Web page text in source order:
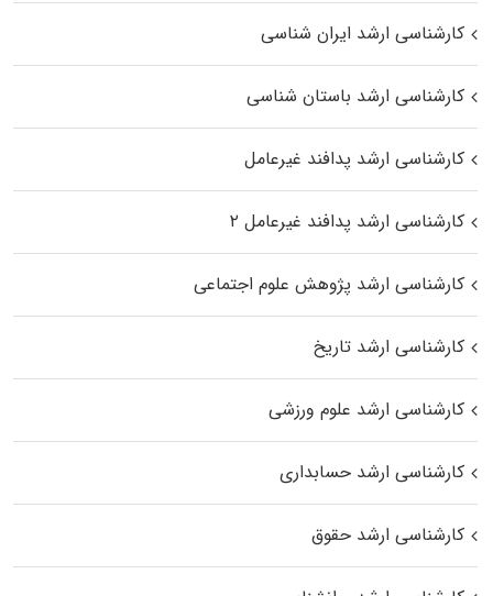
کارشناسی ارشد ایران شناسی
کارشناسی ارشد باستان شناسی
کارشناسی ارشد پدافند غیرعامل
کارشناسی ارشد پدافند غیرعامل ۲
کارشناسی ارشد پژوهش علوم اجتماعی
کارشناسی ارشد تاریخ
کارشناسی ارشد علوم ورزشی
کارشناسی ارشد حسابداری
کارشناسی ارشد حقوق